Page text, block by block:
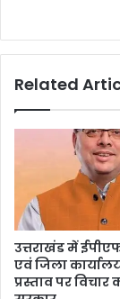
Related
उत्तराखंड में
एवं जिला
प्रस्ताव पर विचार